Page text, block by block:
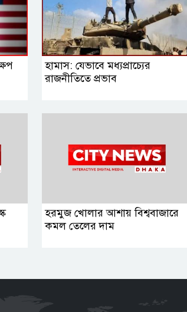
হামাস: যেভাবে মধ্যপ্রাচ্যের
রাজনীতিতে প্রভাব
হরমুজ খোলার আশায় বিশ্ববাজারে
কমল তেলের দাম